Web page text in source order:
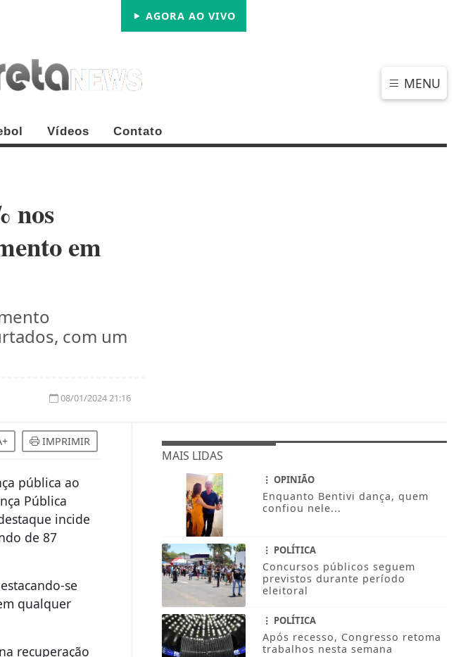
AGORA AO VIVO
MENU
Vídeos Contato
nos
em
com um
08/01/2024 21:16
IMPRIMIR
pública ao
Pública
incide
de 87
se
qualquer
recuperação
MAIS LIDAS
OPINIÃO
Enquanto Bentivi dança, quem
confiou nele...
POLÍTICA
Concursos públicos seguem
previstos durante período
eleitoral
POLÍTICA
Após recesso, Congresso retoma
trabalhos nesta semana